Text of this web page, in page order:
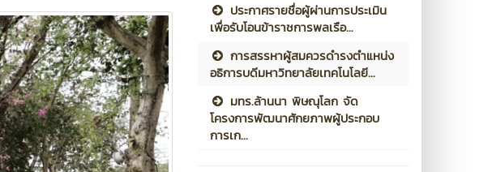
ประกาศรายชื่อผู้ผ่านการประเมิน
เพื่อรับโอนข้าราชการพลเรือ...
การสรรหาผู้สมควรดำรงตำแหน่ง
อธิการบดีมหาวิทยาลัยเทคโนโลยี...
มทร.ล้านนา พิษณุโลก จัด
โครงการพัฒนาศักยภาพผู้ประกอบ
การเก...